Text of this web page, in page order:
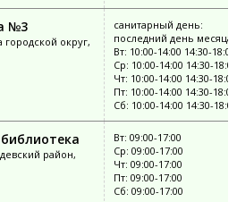
№3
городской округ,
санитарный день:
последний день месяца
Вт: 10:00-14:00 14:30-18:00
Ср: 10:00-14:00 14:30-18:00
Чт: 10:00-14:00 14:30-18:00
Пт: 10:00-14:00 14:30-18:00
Сб: 10:00-14:00 14:30-18:00
район,
Вт: 09:00-17:00
Ср: 09:00-17:00
Чт: 09:00-17:00
Пт: 09:00-17:00
Сб: 09:00-17:00